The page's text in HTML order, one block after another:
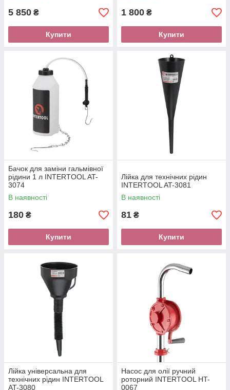
5 850 ₴
Купити
1 800 ₴
Купити
Бачок для заміни гальмівної
рідини 1 л INTERTOOL AT-
3074
В наявності
180 ₴
Купити
Лійка для технічних рідин
INTERTOOL AT-3081
В наявності
81 ₴
Купити
Лійка універсальна для
технічних рідин INTERTOOL
AT-3080
Насос для олії ручний
роторний INTERTOOL HT-
0067